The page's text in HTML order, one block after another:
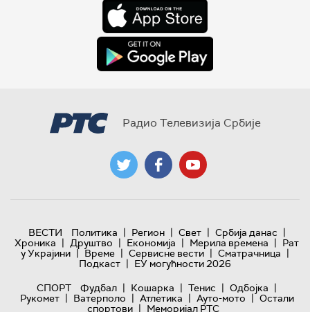
Радио Телевизија Србије
ВЕСТИ Политика | Регион | Свет | Србија данас |
Хроника | Друштво | Економија | Мерила времена | Рат
у Украјини | Време | Сервисне вести | Сматрачница |
Подкаст | ЕУ могућности 2026
СПОРТ
Фудбал | Кошарка | Тенис | Одбојка |
Рукомет | Ватерполо | Атлетика | Ауто-мото | Остали
спортови | Меморијал РТС